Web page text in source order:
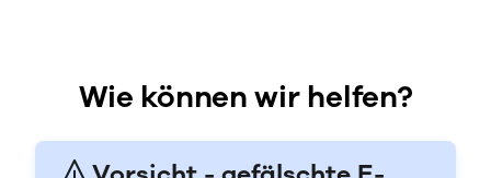
Wie können wir helfen?